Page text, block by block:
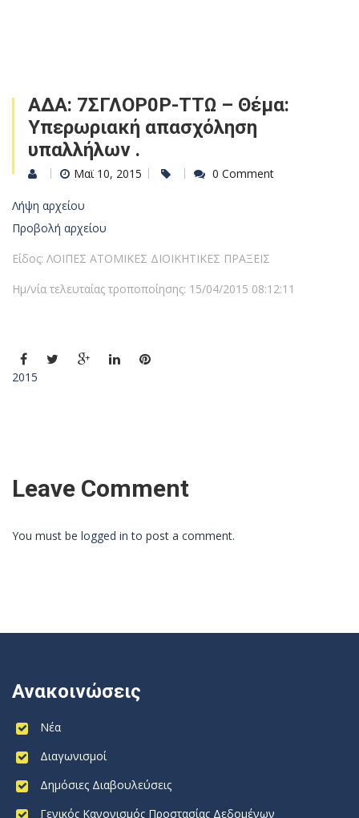
ΑΔΑ: 7ΣΓΛΟΡ0Ρ-ΤΤΩ – Θέμα:
Υπερωριακή απασχόληση
υπαλλήλων .
Μαϊ 10, 2015 0 Comment
Λήψη αρχείου
Προβολή αρχείου
Είδος: ΛΟΙΠΕΣ ΑΤΟΜΙΚΕΣ ΔΙΟΙΚΗΤΙΚΕΣ ΠΡΑΞΕΙΣ
Ημ/νία τελευταίας τροποποίησης: 15/04/2015 08:12:11
2015
Leave Comment
You must be logged in to post a comment.
Ανακοινώσεις
Νέα
Διαγωνισμοί
Δημόσιες Διαβουλεύσεις
Γενικός Κανονισμός Προστασίας Δεδομένων